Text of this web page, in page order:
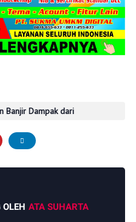
Banjir Dampak dari
OLEH ATA SUHARTA